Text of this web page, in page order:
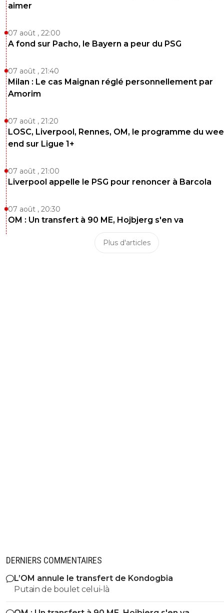
aimer
07 août , 22:00
A fond sur Pacho, le Bayern a peur du PSG
07 août , 21:40
Milan : Le cas Maignan réglé personnellement par
Amorim
07 août , 21:20
LOSC, Liverpool, Rennes, OM, le programme du
end sur Ligue 1+
07 août , 21:00
Liverpool appelle le PSG pour renoncer à Barcola
07 août , 20:30
OM : Un transfert à 90 ME, Hojbjerg s'en va
Plus d'articles
DERNIERS COMMENTAIRES
L’OM annule le transfert de Kondogbia
Putain de boulet celui-là